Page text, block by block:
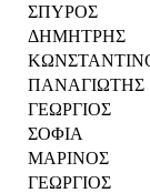
ΣΠΥΡΟΣ
ΔΗΜΗΤΡΗΣ
ΠΑΝΑΓΙΩΤΗΣ
ΓΕΩΡΓΙΟΣ
ΣΟΦΙΑ
ΜΑΡΙΝΟΣ
ΓΕΩΡΓΙΟΣ